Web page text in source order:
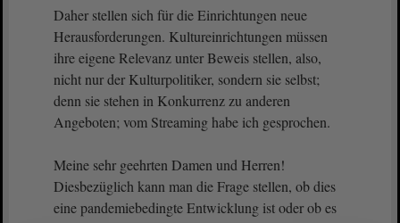
Daher stellen sich für die Einrichtungen neue
Herausforderungen. Kultureinrichtungen müssen
ihre eigene Relevanz unter Beweis stellen, also,
nicht nur der Kulturpolitiker, sondern sie selbst;
denn sie stehen in Konkurrenz zu anderen
Angeboten; vom Streaming habe ich gesprochen.
Meine sehr geehrten Damen und Herren!
Diesbezüglich kann man die Frage stellen, ob dies
eine pandemiebedingte Entwicklung ist oder ob es